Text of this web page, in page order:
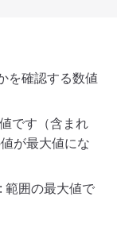
を確認する数値
です（含まれ
が最大値にな
範囲の最大値で